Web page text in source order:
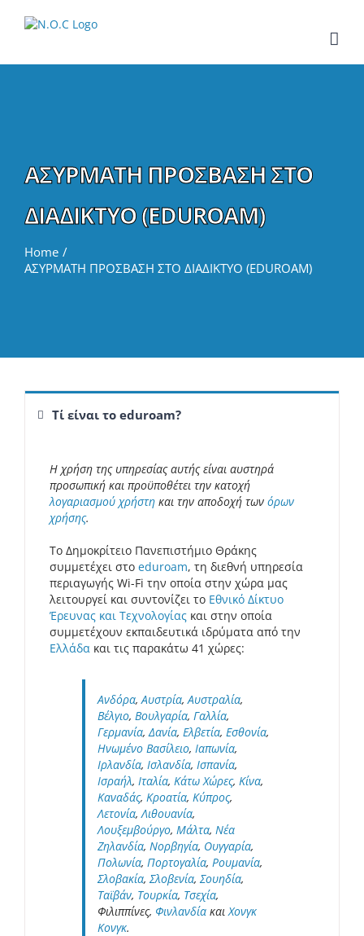
ΑΣΥΡΜΑΤΗ ΠΡΟΣΒΑΣΗ ΣΤΟ
ΔΙΑΔΙΚΤΥΟ (EDUROAM)
Home
ΑΣΥΡΜΑΤΗ ΠΡΟΣΒΑΣΗ ΣΤΟ ΔΙΑΔΙΚΤΥΟ (EDUROAM)
Τί είναι το eduroam?
Η χρήση της υπηρεσίας αυτής είναι αυστηρά
προσωπική και προϋποθέτει την κατοχή
λογαριασμού χρήστηκαι την αποδοχή των όρων
χρήσης.
Το Δημοκρίτειο Πανεπιστήμιο Θράκης
συμμετέχει στο eduroam, τη διεθνή υπηρεσία
περιαγωγής Wi-Fi την οποία στην χώρα μας
λειτουργεί και συντονίζει το Εθνικό Δίκτυο
Έρευνας και Τεχνολογίαςκαι στην οποία
συμμετέχουν εκπαιδευτικά ιδρύματα από την
Ελλάδακαι τις παρακάτω 41 χώρες:
Ανδόρα,Αυστρία,Αυστραλία,
Βέλγιο, Βουλγαρία, Γαλλία,
Γερμανία,Δανία, Ελβετία, Εσθονία,
Ηνωμένο Βασίλειο, Ιαπωνία,
Ιρλανδία, Ισλανδία, Ισπανία,
Ισραήλ, Ιταλία, Κάτω Χώρες, Κίνα,
Καναδάς, Κροατία, Κύπρος,
Λετονία,Λιθουανία,
Λουξεμβούργο, Μάλτα, Νέα
Ζηλανδία, Νορβηγία, Ουγγαρία,
Πολωνία, Πορτογαλία, Ρουμανία,
Σλοβακία,Σλοβενία,Σουηδία,
Ταϊβάν, Τουρκία, Τσεχία,
Φιλιππίνες, ΦινλανδίακαιΧονγκ
Κονγκ.